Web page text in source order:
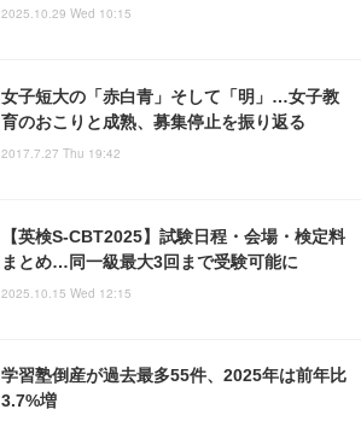
2025.10.29 Wed 10:15
女子短大の「赤白青」そして「明」…女子教
育のおこりと成熟、募集停止を振り返る
2017.7.27 Thu 19:42
【英検S-CBT2025】試験日程・会場・検定料
まとめ…同一級最大3回まで受験可能に
2025.10.15 Wed 12:15
学習塾倒産が過去最多55件、2025年は前年比
3.7%増